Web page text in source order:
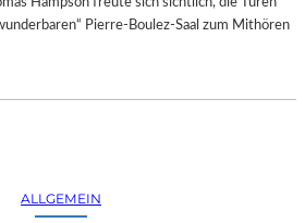
Pierre-Boulez-Saal zum Mithören
ALLGEMEIN